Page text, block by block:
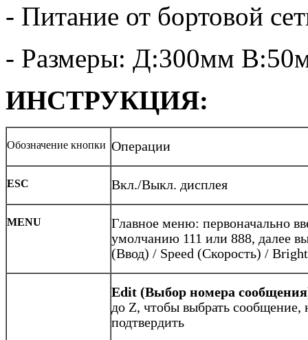
- Питание от бортовой
- Размеры: Д:300мм
ИНСТРУКЦИЯ:
Обозначение кнопки Операции
ESC Вкл./Выкл. дисплея
MENU
Главное меню: первоначально
умолчанию 111 или 888, далее
(Ввод) / Speed (Скорость) /
Edit (Выбор номера
до Z, чтобы выбрать
подтвердить